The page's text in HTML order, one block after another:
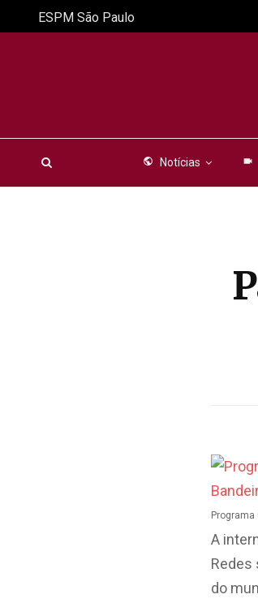
public Notícias videocam
ESPM São Paulo
A
Redes
do